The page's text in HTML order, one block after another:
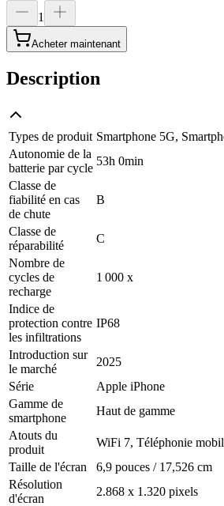
1
Acheter maintenant
Description
Types de produit Smartphone 5G,
Autonomie de la
batterie par cycle
53h 0min
Classe de
fiabilité en cas
de chute
B
Classe de
réparabilité
C
Nombre de
cycles de
recharge
1 000 x
Indice de
protection contre
les infiltrations
IP68
Introduction sur
le marché
2025
Série
Apple iPhone
Gamme de
smartphone
Haut de gamme
Atouts du
produit
WiFi 7, Téléphonie
Taille de l'écran
6,9 pouces / 17,526 cm
Résolution
d'écran
2.868 x 1.320 pixels